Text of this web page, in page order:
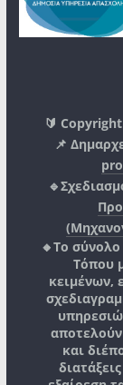
🔰
📌
🔸Το
Τόπου
κειμένων,
και